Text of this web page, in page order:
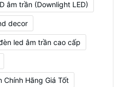
âm trần (Downlight LED)
decor
led âm trần cao cấp
Chính Hãng Giá Tốt